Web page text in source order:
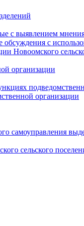
с выявлением
с
Новоомского
организации
организации
самоуправления
сельского